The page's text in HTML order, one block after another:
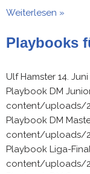
Weiterlesen »
Playbooks
Ulf Hamster 14.
Playbook DM
content/uploads/
Playbook DM
content/uploads/
Playbook Liga-
content/uploads/